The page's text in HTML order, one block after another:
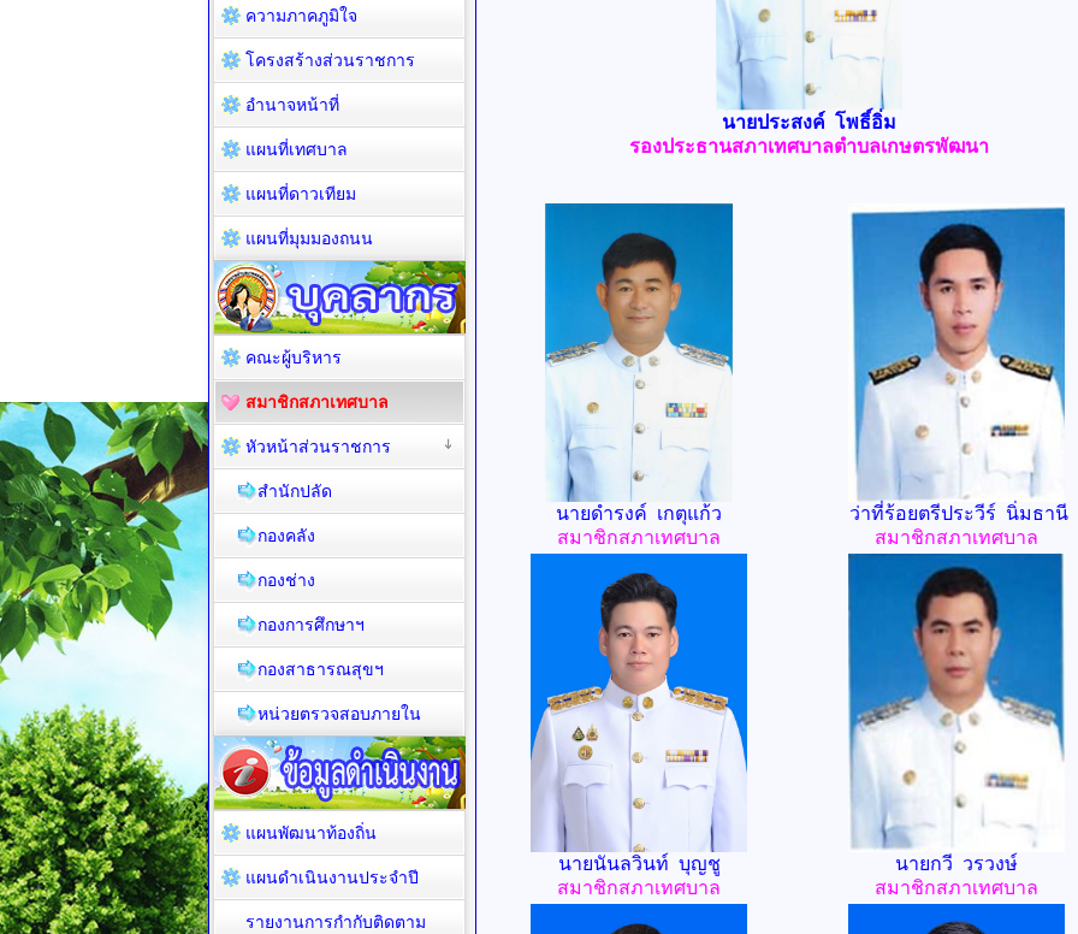
นายประสงค์ โพธิ์อิ่ม
รองประธานสภาเทศบาลตำบลเกษตรพัฒนา
นายดำรงค์ เกตุแก้ว
สมาชิกสภาเทศบาล
ว่าที่ร้อยตรีประวีร์ นิ่มธานี
สมาชิกสภาเทศบาล
นายนันลวินท์ บุญชู
สมาชิกสภาเทศบาล
นายกวี วรวงษ์
สมาชิกสภาเทศบาล
ความภาคภูมิใจ
โครงสร้างส่วนราชการ
อำนาจหน้าที่
แผนที่เทศบาล
แผนที่ดาวเทียม
แผนที่มุมมองถนน
คณะผู้บริหาร
สมาชิกสภาเทศบาล
หัวหน้าส่วนราชการ
สำนักปลัด
กองคลัง
กองช่าง
กองการศึกษาฯ
กองสาธารณสุขฯ
หน่วยตรวจสอบภายใน
แผนพัฒนาท้องถิ่น
แผนดำเนินงานประจำปี
รายงานการกำกับติดตาม